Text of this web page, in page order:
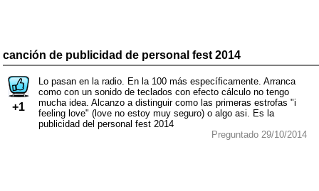
canción de publicidad de personal fest 2014
+1
Lo pasan en la radio. En la 100 más específicamente. Arranca
como con un sonido de teclados con efecto cálculo no tengo
mucha idea. Alcanzo a distinguir como las primeras estrofas "i
feeling love" (love no estoy muy seguro) o algo asi. Es la
publicidad del personal fest 2014
Preguntado 29/10/2014